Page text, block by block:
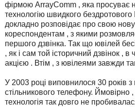
фірмою ArrayComm , яка просуває
технологію швидкого бездротового
докладно розповідає про свою
кореспондентам , з якими
першого дзвінка. Так що ювілей
, як і сам той історичний дзвінок , в
акцією . Втім , з ювілеями завжди
У 2003 році виповнилося 30 років
стільникового телефону. Ймовірно
технологія так довго не